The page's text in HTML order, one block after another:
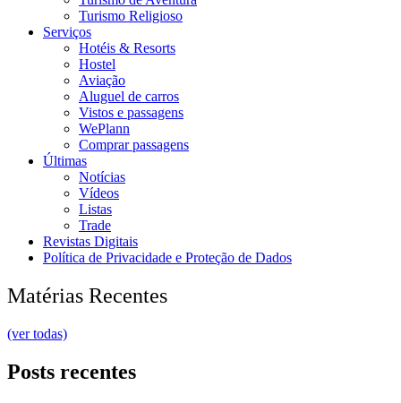
Turismo Religioso
Serviços
Hotéis & Resorts
Hostel
Aviação
Aluguel de carros
Vistos e passagens
WePlann
Comprar passagens
Últimas
Notícias
Vídeos
Listas
Trade
Revistas Digitais
Política de Privacidade e Proteção de Dados
Matérias Recentes
(ver todas)
Posts recentes